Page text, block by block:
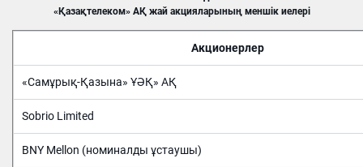
«Қазақтелеком» АҚ жай акцияларының меншік иелері
Акционерлер
«Самұрық-Қазына» ҰӘҚ» АҚ
Sobrio Limited
BNY Mellon (номиналды ұстаушы)